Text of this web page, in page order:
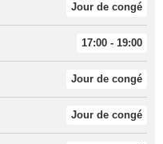
Jour de congé
17:00 - 19:00
Jour de congé
Jour de congé